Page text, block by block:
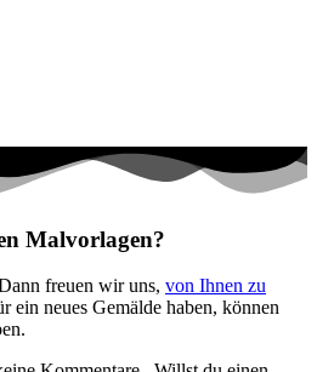
Malvorlagen?
freuen wir uns, von Ihnen zu
ein neues Gemälde haben, können